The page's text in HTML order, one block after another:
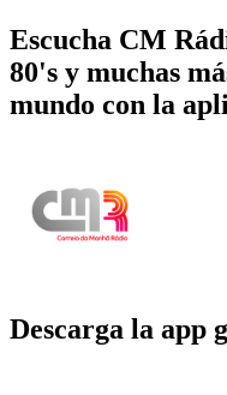
Escucha CM
80's y muchas
mundo con la
Descarga la app